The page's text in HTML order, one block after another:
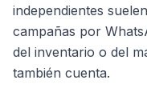
independientes
campañas por
del inventario o del
también cuenta.